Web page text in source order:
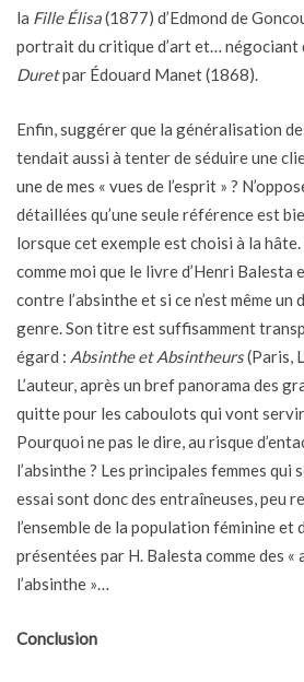
la Fille Élisa(1877) d’Edmond de
portrait du critique d’art et… négociant
Duretpar Édouard Manet (1868).
Enfin, suggérer que la généralisation
tendait aussi à tenter de séduire une
une de mes « vues de l’esprit » ?
détaillées qu’une seule référence est
lorsque cet exemple est choisi à la
comme moi que le livre d’Henri Balesta
contre l’absinthe et si ce n’est même un
genre. Son titre est suffisamment
égard : Absinthe et Absintheurs(Paris,
L’auteur, après un bref panorama des
quitte pour les caboulots qui vont
Pourquoi ne pas le dire, au risque
l’absinthe ? Les principales femmes
essai sont donc des entraîneuses, peu
l’ensemble de la population féminine et
présentées par H. Balesta comme des
l’absinthe »…
Conclusion